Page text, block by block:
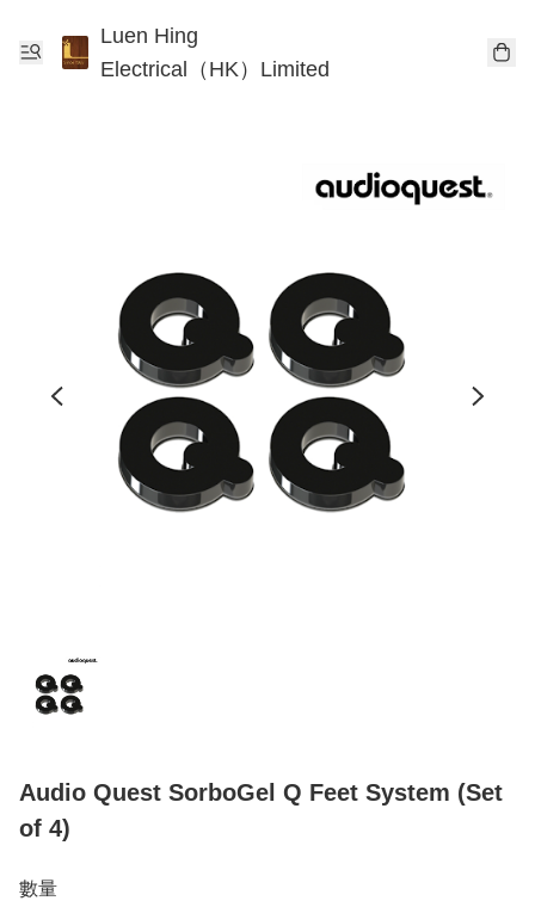
Luen Hing
Electrical（HK）Limited
Audio Quest SorboGel Q Feet System (Set
of 4)
數量